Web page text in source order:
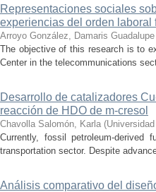
Representaciones sociales
experiencias del orden laboral
Arroyo González, Damaris Guadalupe
The objective of this research is to
Center in the telecommunications
Desarrollo de catalizadores
reacción de HDO de m-cresol
Chavolla Salomón, Karla (
Currently, fossil petroleum-
transportation sector. Despite
Análisis comparativo del